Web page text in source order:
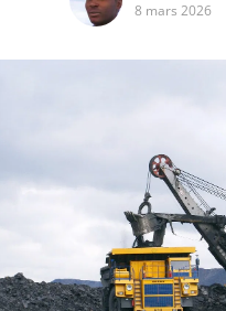
8 mars 2026